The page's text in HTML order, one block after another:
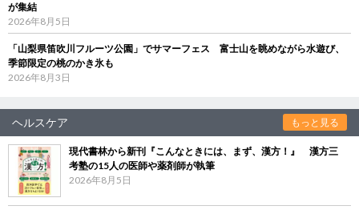
が集結
2026年8月5日
「山梨県笛吹川フルーツ公園」でサマーフェス 富士山を眺めながら水遊び、
季節限定の桃のかき氷も
2026年8月3日
ヘルスケア もっと見る
現代書林から新刊『こんなときには、まず、漢方！』 漢方三
考塾の15人の医師や薬剤師が執筆
2026年8月5日